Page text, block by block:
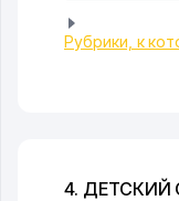
Рубрики, к
4.